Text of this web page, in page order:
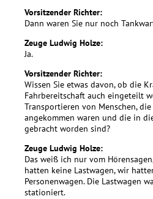
Vorsitzender Richter:
Dann waren Sie nur noch
Zeuge Ludwig Holze:
Ja.
Vorsitzender Richter:
Wissen Sie etwas davon, ob die
Fahrbereitschaft auch eingeteilt
Transportieren von Menschen,
angekommen waren und die in
gebracht worden sind?
Zeuge Ludwig Holze:
Das weiß ich nur vom
hatten keine Lastwagen, wir
Personenwagen. Die Lastwagen
stationiert.